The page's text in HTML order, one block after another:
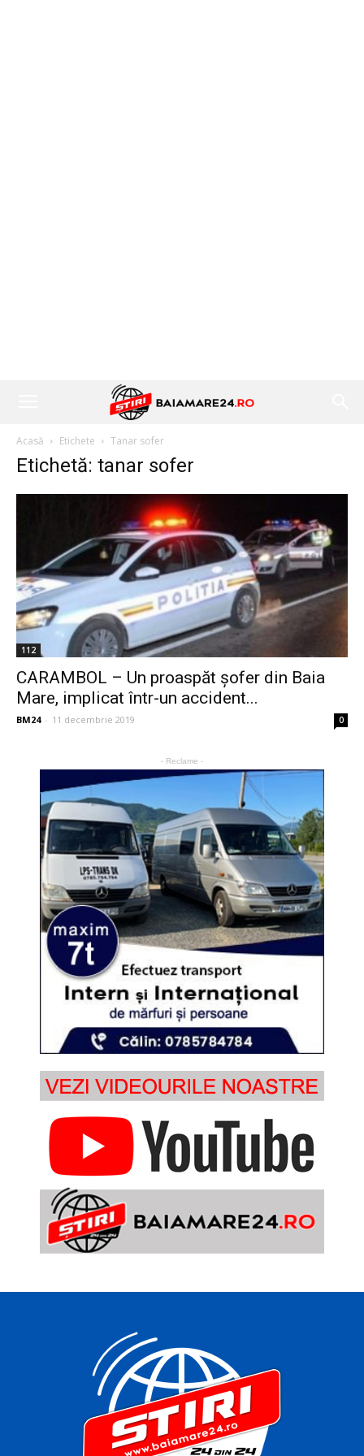
Acasă Etichete Tanar sofer
Etichetă: tanar sofer
112
CARAMBOL – Un proaspăt șofer din Baia
Mare, implicat într-un accident...
BM24 - 11 decembrie 2019 0
- Reclame -